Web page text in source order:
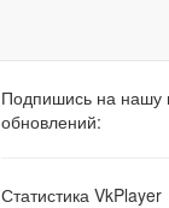
Подпишись на нашу
обновлений:
Статистика VkPlayer